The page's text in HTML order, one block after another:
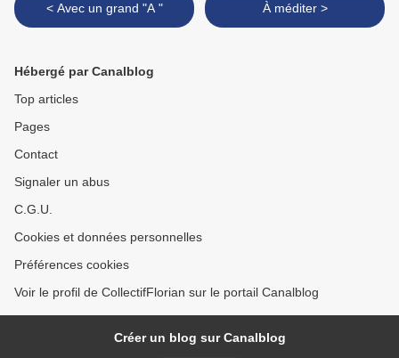
< Avec un grand "A " À méditer >
Hébergé par Canalblog
Top articles
Pages
Contact
Signaler un abus
C.G.U.
Cookies et données personnelles
Préférences cookies
Voir le profil de CollectifFlorian sur le portail Canalblog
Créer un blog sur Canalblog